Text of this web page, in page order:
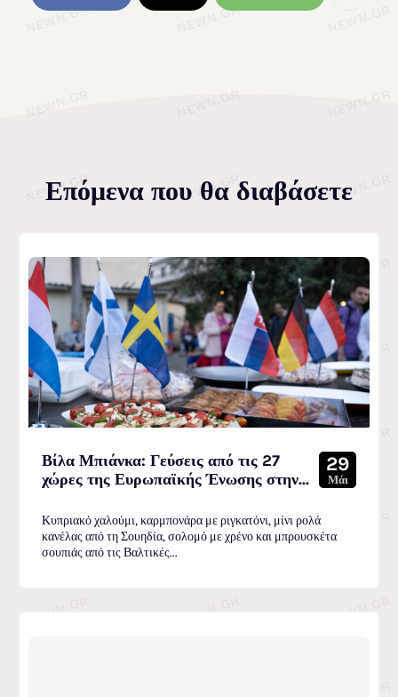
Επόμενα που θα διαβάσετε
Βίλα Μπιάνκα: Γεύσεις από τις 27
χώρες της Ευρωπαϊκής Ένωσης στην...
29
Μάι
Κυπριακό χαλούμι, καρμπονάρα με ριγκατόνι, μίνι ρολά
κανέλας από τη Σουηδία, σολομό με χρένο και μπρουσκέτα
σουπιάς από τις Βαλτικές...